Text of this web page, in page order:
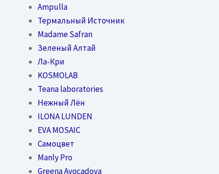
Ampulla
Термальный Источник
Madame Safran
Зеленый Алтай
Ла-Кри
KOSMOLAB
Teana laboratories
Нежный Лён
ILONA LUNDEN
EVA MOSAIC
Самоцвет
Manly Pro
Greena Avocadova